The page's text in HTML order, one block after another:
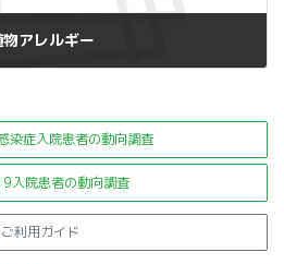
アレルギー
染症入院患者の動向調査
入院患者の動向調査
ご利用ガイド